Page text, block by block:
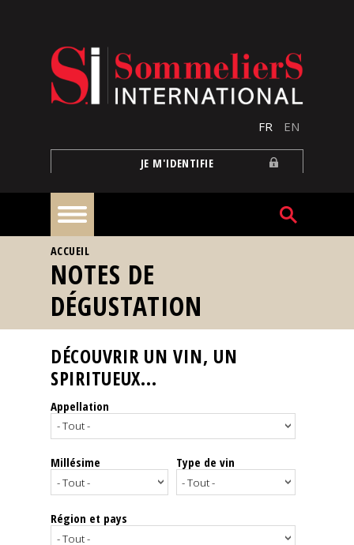
FR EN
JE M'IDENTIFIE
À
la
une
Reportages
Nos
Spiritueux
Notes
dégustation
VOUS ÊTES ICI
ACCUEIL
NOTES DE
DÉGUSTATION
DÉCOUVRIR UN VIN, UN
SPIRITUEUX...
Appellation
Millésime Type de vin
Région et pays